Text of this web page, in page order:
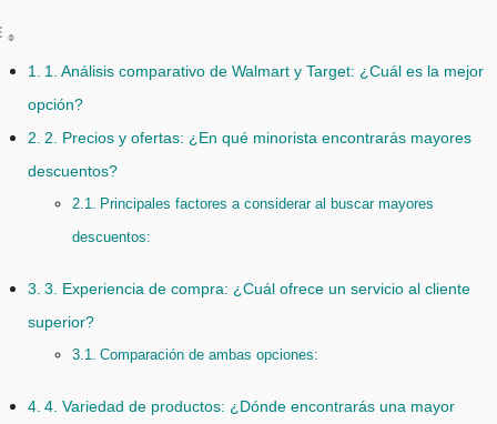
1. Análisis comparativo de Walmart y Target: ¿Cuál es la mejor
opción?
2. Precios y ofertas: ¿En qué minorista encontrarás mayores
descuentos?
Principales factores a considerar al buscar mayores
descuentos:
3. Experiencia de compra: ¿Cuál ofrece un servicio al cliente
superior?
Comparación de ambas opciones:
4. Variedad de productos: ¿Dónde encontrarás una mayor